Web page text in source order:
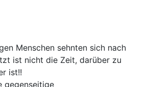
Menschen sehnten sich nach
ist nicht die Zeit, darüber zu
ist!!
gegenseitige